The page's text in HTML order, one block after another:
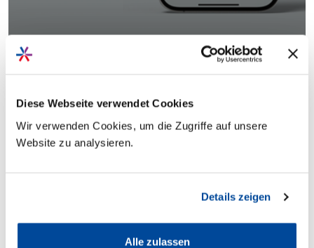
Diese Webseite verwendet Cookies
Wir verwenden Cookies, um die Zugriffe auf unsere
Website zu analysieren.
Details zeigen
Alle zulassen
Rabatt
Sortierung